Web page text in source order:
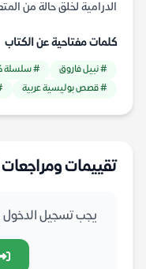
الدرامية لخلق حالة من
كلمات مفتاحية عن الكتاب
# نبيل فاروق # سلسلة
# قصص بوليسية عربية
تقييمات ومراجعات
يجب تسجيل الدخول